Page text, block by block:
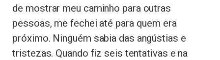
de mostrar meu caminho para outras
pessoas, me fechei até para quem era
próximo. Ninguém sabia das angústias e
tristezas. Quando fiz seis tentativas e na